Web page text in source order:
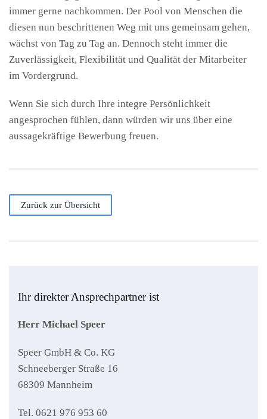
immer gerne nachkommen. Der Pool von Menschen die
diesen nun beschrittenen Weg mit uns gemeinsam gehen,
wächst von Tag zu Tag an. Dennoch steht immer die
Zuverlässigkeit, Flexibilität und Qualität der Mitarbeiter
im Vordergrund.
Wenn Sie sich durch Ihre integre Persönlichkeit
angesprochen fühlen, dann würden wir uns über eine
aussagekräftige Bewerbung freuen.
Zurück zur Übersicht
Ihr direkter Ansprechpartner ist
Herr Michael Speer
Speer GmbH & Co. KG
Schneeberger Straße 16
68309 Mannheim
Tel. 0621 976 953 60